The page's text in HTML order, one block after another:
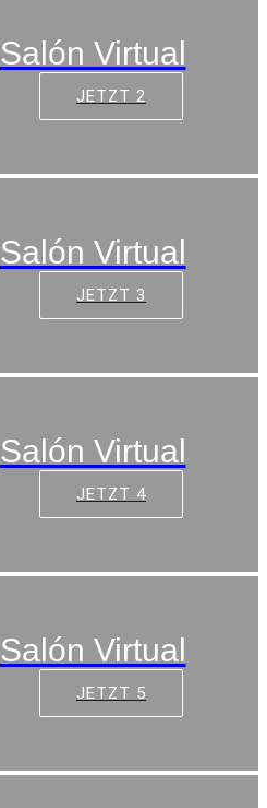
Salón Virtual
JETZT 2
Salón Virtual
JETZT 3
Salón Virtual
JETZT 4
Salón Virtual
JETZT 5